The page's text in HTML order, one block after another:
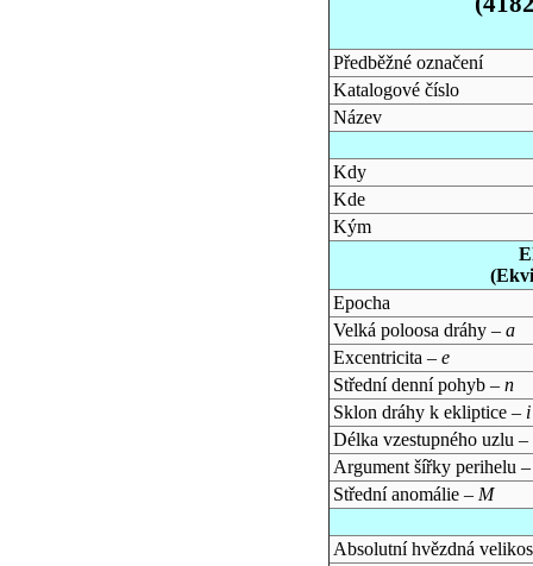
Předběžné označení
Katalogové číslo
Název
Kdy
Kde
Kým
Epocha
Velká poloosa dráhy – a
Excentricita – e
Střední denní pohyb – n
Sklon dráhy k ekliptice – i
Délka vzestupného uzlu –
Argument šířky perihelu
Střední anomálie – M
Absolutní hvězdná